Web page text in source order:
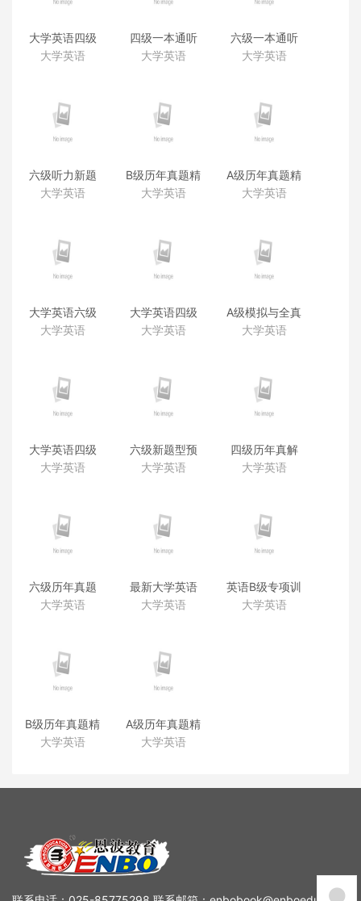
大学英语四级
考试突击训练
大学英语
四级一本通听
力（带字幕）
大学英语
六级一本通听
力（带字幕）
大学英语
六级听力新题
型（赠品）
大学英语
B级历年真题精
解音频（含样
大学英语
A级历年真题精
解音频（含样
大学英语
大学英语六级
考试历年真题
2015. 6）
大学英语
大学英语四级
考试历年真题
2015.6）
大学英语
A级模拟与全真
试卷 听力MP3
大学英语
大学英语四级
听力20天249
大学英语
六级新题型预
测听力（新题
大学英语
四级历年真解
听力（2018.6
大学英语
六级历年真题
精解听力
大学英语
最新大学英语
四级模拟试题
大学英语
英语B级专项训
练听力MP3
大学英语
B级历年真题精
解音频（含样
大学英语
A级历年真题精
解音频（含样
大学英语